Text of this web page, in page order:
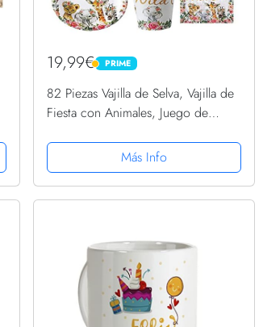
19,99€ PRIME
PRIME
82 Piezas Vajilla de Selva, Vajilla de
Fiesta con Animales, Juego de
Cumpleaños (Incluyendo Servilletas,
Platos Llanos,...
Más Info